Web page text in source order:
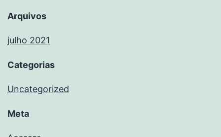
Arquivos
julho 2021
Categorias
Uncategorized
Meta